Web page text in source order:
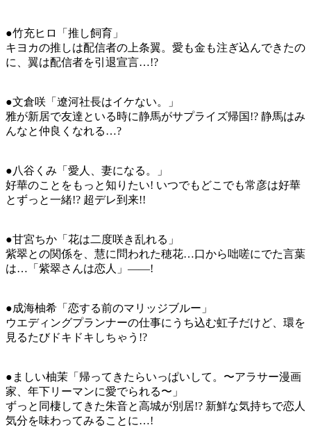
●竹充ヒロ「推し飼育」
キヨカの推しは配信者の上条翼。愛も金も注ぎ込んできたの
に、翼は配信者を引退宣言…!?
●文倉咲「遼河社長はイケない。」
雅が新居で友達といる時に静馬がサプライズ帰国!? 静馬はみ
んなと仲良くなれる…?
●八谷くみ「愛人、妻になる。」
好華のことをもっと知りたい! いつでもどこでも常彦は好華
とずっと一緒!? 超デレ到来!!
●甘宮ちか「花は二度咲き乱れる」
紫翠との関係を、慧に問われた穂花…口から咄嗟にでた言葉
は…「紫翠さんは恋人」――!
●成海柚希「恋する前のマリッジブルー」
ウエディングプランナーの仕事にうち込む虹子だけど、環を
見るたびドキドキしちゃう!?
●ましい柚茉「帰ってきたらいっぱいして。〜アラサー漫画
家、年下リーマンに愛でられる〜」
ずっと同棲してきた朱音と高城が別居!? 新鮮な気持ちで恋人
気分を味わってみることに…!